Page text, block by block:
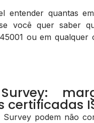
quantas
você quer saber
ou em
certificadas
podem não